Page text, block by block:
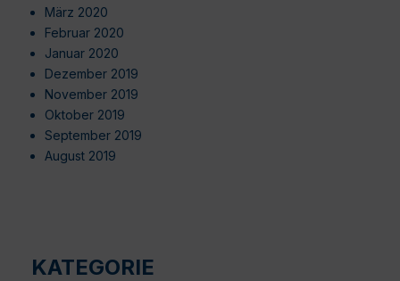
März 2020
Februar 2020
Januar 2020
Dezember 2019
November 2019
Oktober 2019
September 2019
August 2019
KATEGORIE